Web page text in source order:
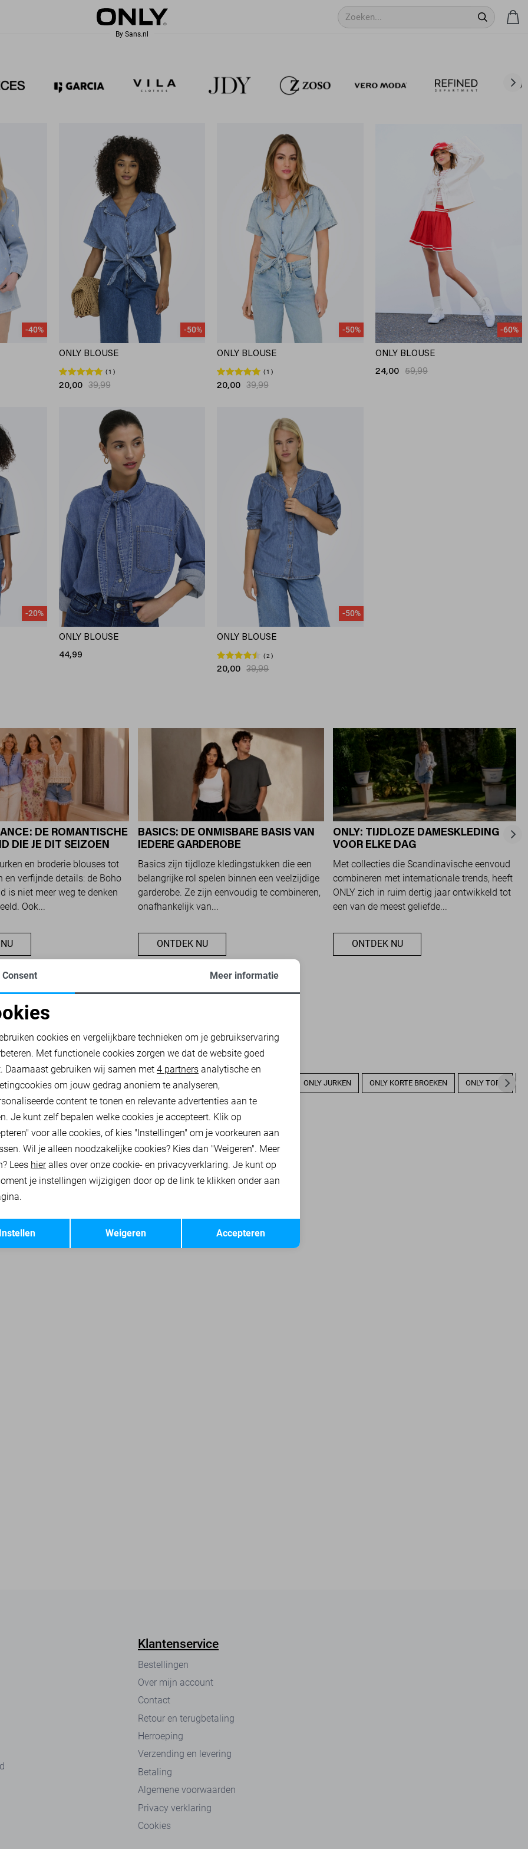
-40% -50%
ONLY BLOUSE
1
20,00 39,99
-50%
ONLY BLOUSE
1
20,00 39,99
-60%
ONLY BLOUSE
24,00 59,99
-20%
ONLY BLOUSE
44,99
-50%
ONLY BLOUSE
2
20,00 39,99
DE ROMANTISCHE
DIE JE DIT SEIZOEN
en broderie blouses tot
en verfijnde details: de Boho
is niet meer weg te denken
Ook...
BASICS: DE ONMISBARE BASIS VAN
IEDERE GARDEROBE
Basics zijn tijdloze kledingstukken die een
belangrijke rol spelen binnen een veelzijdige
garderobe. Ze zijn eenvoudig te combineren,
onafhankelijk van...
ONTDEK NU
ONLY: TIJDLOZE DAMESKLEDING
VOOR ELKE DAG
Met collecties die Scandinavische eenvoud
combineren met internationale trends, heeft
ONLY zich in ruim dertig jaar ontwikkeld tot
een van de meest geliefde...
ONTDEK NU
ONLY VESTEN ONLY BLOUSES ONLY BLAZERS ONLY JURKEN ONLY KORTE BROEKEN ONLY TOPS
Klantenservice
Bestellingen
Over mijn account
Contact
Retour en terugbetaling
Herroeping
Verzending en levering
Betaling
Algemene voorwaarden
Privacy verklaring
Cookies
cookies
cookies Marketing cookies
Terug Opslaan
Consent Meer informatie
cookies en vergelijkbare technieken om je gebruikservaring
Met functionele cookies zorgen we dat de website goed
Daarnaast gebruiken wij samen met 4 partners analytische en
om jouw gedrag anoniem te analyseren,
content te tonen en relevante advertenties aan te
Je kunt zelf bepalen welke cookies je accepteert. Klik op
voor alle cookies, of kies "Instellingen" om je voorkeuren aan
Wil je alleen noodzakelijke cookies? Kies dan "Weigeren". Meer
Lees hieralles over onze cookie- en privacyverklaring. Je kunt op
je instellingen wijzigigen door op de link te klikken onder aan
Accepteren
Weigeren
Instellen